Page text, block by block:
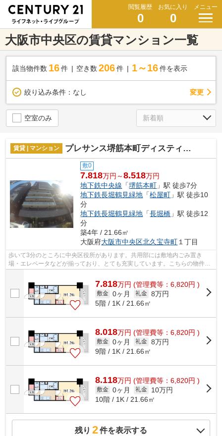
閲覧履歴
0
お気に入り
0
メニュー
大阪市中央区の賃貸マンション一覧
該当物件数 16件 空き数 206 件 1～16 件を表示
絞り込み条件： なし 変更
空室のみ
賃貸 | マンション プレサンス堺筋本町ディスティニー
敷0
7.818万円～8.518万円
地下鉄中央線 「堺筋本町 」駅 徒歩7分
地下鉄長堀鶴見緑地 「松屋町 」駅 徒歩10
分
地下鉄長堀鶴見緑地 「長堀橋 」駅 徒歩12
分
築4年 / 21.66㎡
大阪府大阪市中央区北久宝寺町１丁目
歩いて3分のところに中央区役所があります。共用部には敷地内ごみ置き
場・エレベータなどが揃っており、とても充実しています。こちらの物件は
7.818万円 (管理費等：6,820円 )
敷金 0ヶ月 礼金 8万円
5階 / 1K / 21.66㎡
8.018万円 (管理費等：6,820円 )
敷金 0ヶ月 礼金 8万円
9階 / 1K / 21.66㎡
8.118万円 (管理費等：6,820円 )
敷金 0ヶ月 礼金
10万円
10階 / 1K / 21.66㎡
残り 2件を表示する